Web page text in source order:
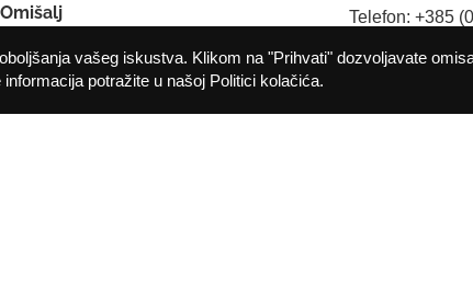
Telefon: +385
E-mail:
vašeg iskustva. Klikom na "Prihvati" dozvoljavate
potražite u našoj Politici kolačića.